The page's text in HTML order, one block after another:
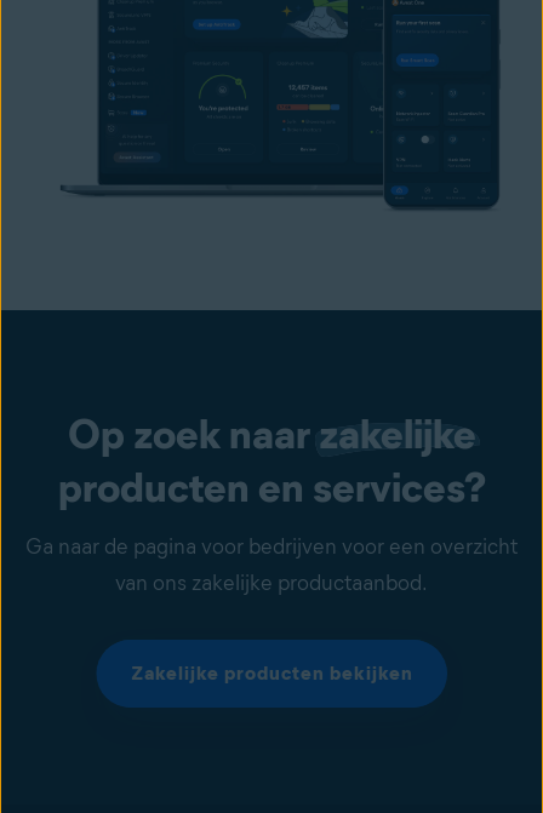
Op zoek naarzakelijke
producten en services?
Ga naar de pagina voor bedrijven voor een overzicht
van ons zakelijke productaanbod.
Zakelijke producten bekijken